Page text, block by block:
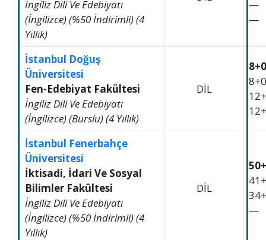
İngiliz Dili Ve Edebiyatı
(İngilizce) (%50 İndirimli) (4
Yıllık)
—
—
İstanbul Doğuş
Üniversitesi
Fen-Edebiyat Fakültesi
İngiliz Dili Ve Edebiyatı
(İngilizce) (Burslu) (4 Yıllık)
DİL
8+0
İstanbul Fenerbahçe
Üniversitesi
İktisadi, İdari Ve Sosyal
Bilimler Fakültesi
İngiliz Dili Ve Edebiyatı
(İngilizce) (%50 İndirimli) (4
Yıllık)
DİL
—